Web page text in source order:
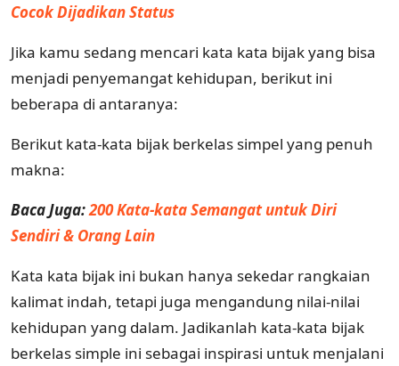
Cocok Dijadikan Status
Jika kamu sedang mencari kata kata bijak yang bisa
menjadi penyemangat kehidupan, berikut ini
beberapa di antaranya:
Berikut kata-kata bijak berkelas simpel yang penuh
makna:
Baca Juga:200 Kata-kata Semangat untuk Diri
Sendiri & Orang Lain
Kata kata bijak ini bukan hanya sekedar rangkaian
kalimat indah, tetapi juga mengandung nilai-nilai
kehidupan yang dalam. Jadikanlah kata-kata bijak
berkelas simple ini sebagai inspirasi untuk menjalani